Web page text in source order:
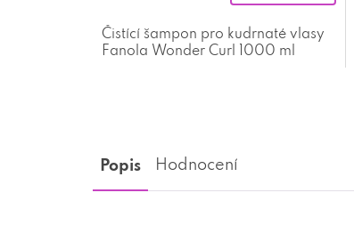
Čistící šampon pro kudrnaté vlasy
Fanola Wonder Curl 1000 ml
Popis Hodnocení